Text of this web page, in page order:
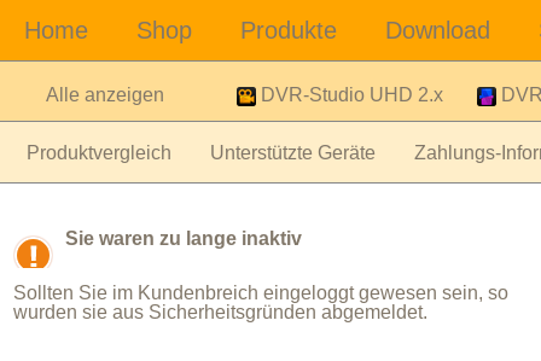
Alle anzeigen DVR-Studio UHD 2.x
Produktvergleich Unterstützte Geräte Zahlungs-
Sie waren zu lange inaktiv
Sollten Sie im Kundenbreich eingeloggt gewesen sein, so
wurden sie aus Sicherheitsgründen abgemeldet.